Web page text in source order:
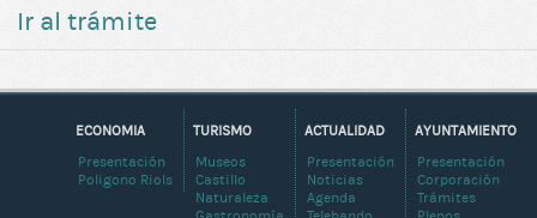
Ir al trámite
AYUNTAMIENTO
Presentación
Corporación
Trámites
ACTUALIDAD
Presentación
Noticias
Agenda
TURISMO
Museos
Castillo
Naturaleza
ECONOMIA
Presentación
Poligono Riols